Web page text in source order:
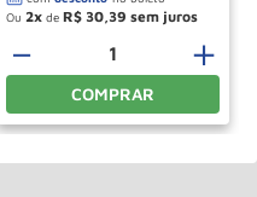
Ou 2 de R$ 30,39
＋
－
COMPRAR